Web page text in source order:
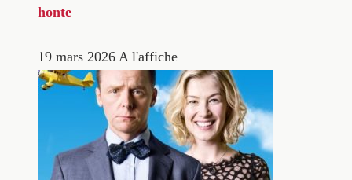
honte
19 mars 2026 A l'affiche